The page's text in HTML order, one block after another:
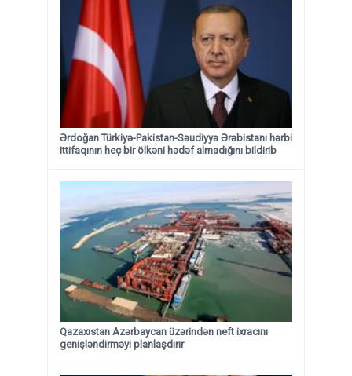
Ərdoğan Türkiyə-Pakistan-Səudiyyə Ərəbistanı hərbi
ittifaqının heç bir ölkəni hədəf almadığını bildirib
Qazaxıstan Azərbaycan üzərindən neft ixracını
genişləndirməyi planlaşdırır